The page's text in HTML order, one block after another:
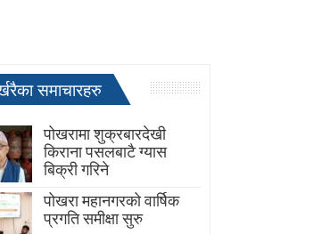
समाचारहरु
पोखरामा शुक्रबारदेखी
किराना पसलबाटै ग्यास
बिक्री गरिने
पोखरा महानगरको वार्षिक
प्रगति समीक्षा सुरु